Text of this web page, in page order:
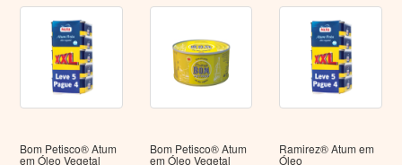
Bom Petisco® Atum
em Óleo Vegetal
Bom Petisco® Atum
em Óleo Vegetal
Ramirez® Atum em
Óleo